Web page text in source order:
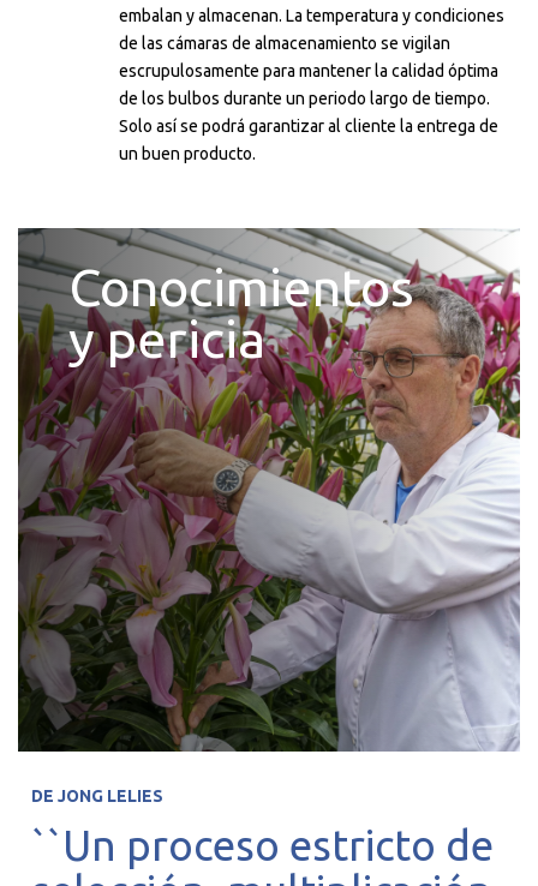
embalan y almacenan. La temperatura y condiciones
de las cámaras de almacenamiento se vigilan
escrupulosamente para mantener la calidad óptima
de los bulbos durante un periodo largo de tiempo.
Solo así se podrá garantizar al cliente la entrega de
un buen producto.
Conocimientos
y pericia
DE JONG LELIES
``Un proceso estricto de